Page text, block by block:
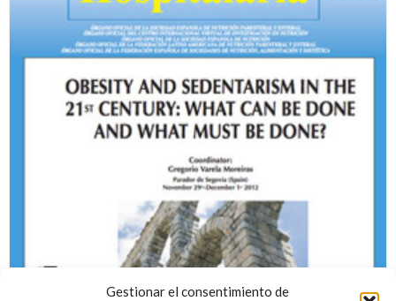
Gestionar el consentimiento de